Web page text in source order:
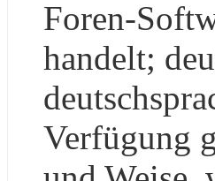
Foren-
handelt;
Verfügung